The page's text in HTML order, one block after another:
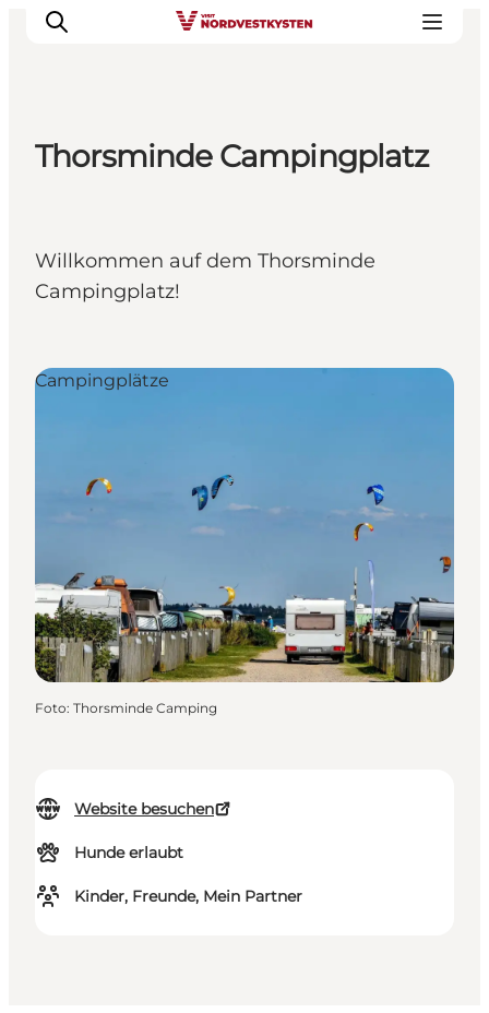
Events
Unterkunft
Mach deine Urlaubsplanung
Thorsminde Campingplatz
Willkommen auf dem Thorsminde
Campingplatz!
Website besuchen
Hunde erlaubt
Kinder, Freunde, Mein Partner
Campingplätze
Foto: Thorsminde Camping